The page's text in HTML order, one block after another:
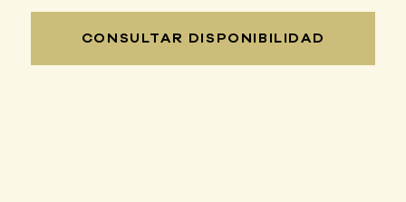
CONSULTAR DISPONIBILIDAD